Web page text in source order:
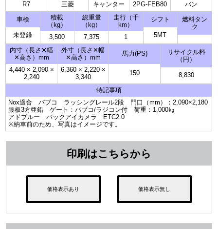
R7
三菱
キャンター
2PG-FEB80
バン
車検
未登録
積載
（kg）
3,500
総重量
（kg）
7,375
走行（千
km）
1
シフト
5MT
燃料タン
ク
内寸（長さ✕幅
✕高さ）mm
4,440 × 2,090 ×
2,240
外寸（長さ✕幅
✕高さ）mm
6,360 × 2,220 ×
3,340
馬力(PS)
150
リサイクル料
（円）
8,830
特記事項
Nox適合 パブコ ラッシングレール2段 門口（mm）：2,090×2,180
腰板3方亜鉛 ゲート：パブコ/ラジコン付 荷重：1,000㎏
アドブルー バックアイカメラ ETC2.0
※納車前のため、写真はイメージです。
印刷はこちらから
価格表示あり 価格表示無し